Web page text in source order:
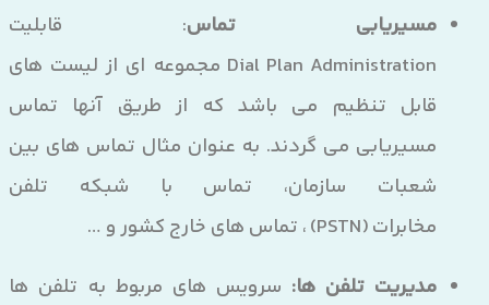
مسیریابی تماس: قابلیت
Dial Plan Administration مجموعه ای از لیست های
قابل تنظیم می باشد که از طریق آنها تماس
مسیریابی می گردند. به عنوان مثال تماس های بین
شعبات سازمان، تماس با شبکه تلفن
مخابرات (PSTN) ، تماس های خارج کشور و …
مدیریت تلفن ها: سرویس های مربوط به تلفن ها